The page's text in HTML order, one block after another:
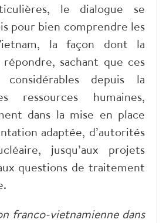
le dialogue se
pour bien comprendre les
la façon dont la
sachant que ces
depuis la
ressources humaines,
dans la mise en place
adaptée, d’autorités
jusqu’aux projets
questions de traitement
franco-vietnamienne dans